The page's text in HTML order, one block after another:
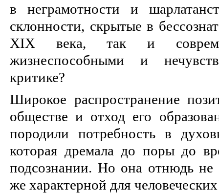
в неграмотности и
склонности, скрытые в
ХIХ века, так и
жизнеспособными и
критике?
Широкое распространение
обществе и отход его
породили потребность в
которая дремала до поры до
подсознании. Но она отнюдь не
же характерной для